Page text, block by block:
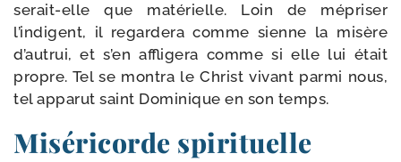
serait-​elle que maté­rielle. Loin de mépri­ser
l’indigent, il regar­de­ra comme sienne la misère
d’autrui, et s’en affli­ge­ra comme si elle lui était
propre. Tel se mon­tra le Christ vivant par­mi nous,
tel appa­rut saint Dominique en son temps.
Miséricorde spirituelle